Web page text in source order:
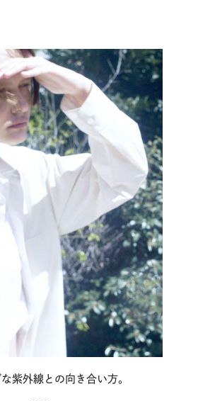
紫外線との向き合い方。